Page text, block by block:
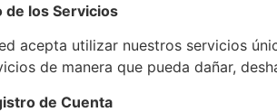
de los Servicios
acepta utilizar nuestros servicios
de manera que pueda dañar,
de Cuenta